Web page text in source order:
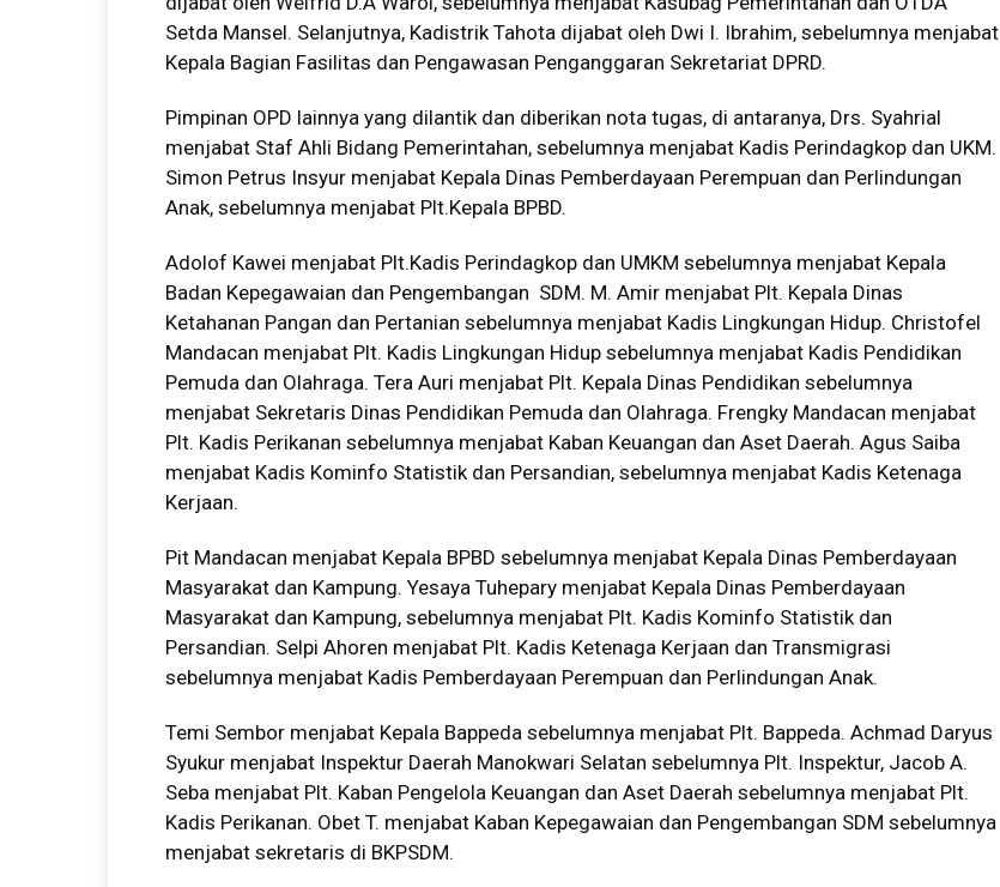
Setda Mansel. Selanjutnya, Kadistrik Tahota dijabat oleh Dwi I. Ibrahim, sebelumnya menjabat
Kepala Bagian Fasilitas dan Pengawasan Penganggaran Sekretariat DPRD.
Pimpinan OPD lainnya yang dilantik dan diberikan nota tugas, di antaranya, Drs. Syahrial
menjabat Staf Ahli Bidang Pemerintahan, sebelumnya menjabat Kadis Perindagkop dan UKM.
Simon Petrus Insyur menjabat Kepala Dinas Pemberdayaan Perempuan dan Perlindungan
Anak, sebelumnya menjabat Plt.Kepala BPBD.
Adolof Kawei menjabat Plt.Kadis Perindagkop dan UMKM sebelumnya menjabat Kepala
Badan Kepegawaian dan Pengembangan SDM. M. Amir menjabat Plt. Kepala Dinas
Ketahanan Pangan dan Pertanian sebelumnya menjabat Kadis Lingkungan Hidup. Christofel
Mandacan menjabat Plt. Kadis Lingkungan Hidup sebelumnya menjabat Kadis Pendidikan
Pemuda dan Olahraga. Tera Auri menjabat Plt. Kepala Dinas Pendidikan sebelumnya
menjabat Sekretaris Dinas Pendidikan Pemuda dan Olahraga. Frengky Mandacan menjabat
Plt. Kadis Perikanan sebelumnya menjabat Kaban Keuangan dan Aset Daerah. Agus Saiba
menjabat Kadis Kominfo Statistik dan Persandian, sebelumnya menjabat Kadis Ketenaga
Kerjaan.
Pit Mandacan menjabat Kepala BPBD sebelumnya menjabat Kepala Dinas Pemberdayaan
Masyarakat dan Kampung. Yesaya Tuhepary menjabat Kepala Dinas Pemberdayaan
Masyarakat dan Kampung, sebelumnya menjabat Plt. Kadis Kominfo Statistik dan
Persandian. Selpi Ahoren menjabat Plt. Kadis Ketenaga Kerjaan dan Transmigrasi
sebelumnya menjabat Kadis Pemberdayaan Perempuan dan Perlindungan Anak.
Temi Sembor menjabat Kepala Bappeda sebelumnya menjabat Plt. Bappeda. Achmad Daryus
Syukur menjabat Inspektur Daerah Manokwari Selatan sebelumnya Plt. Inspektur, Jacob A.
Seba menjabat Plt. Kaban Pengelola Keuangan dan Aset Daerah sebelumnya menjabat Plt.
Kadis Perikanan. Obet T. menjabat Kaban Kepegawaian dan Pengembangan SDM sebelumnya
menjabat sekretaris di BKPSDM.